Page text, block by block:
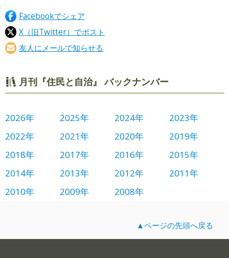
Facebookでシェア
X（旧Twitter）でポスト
友人にメールで知らせる
月刊『住民と自治』 バックナンバー
2026年 2025年 2024年
2023年
2022年
2021年 2020年
2019年
2018年
2017年 2016年
2015年
2014年
2013年 2012年
2011年
2010年
2009年 2008年
▲ページの先頭へ戻る